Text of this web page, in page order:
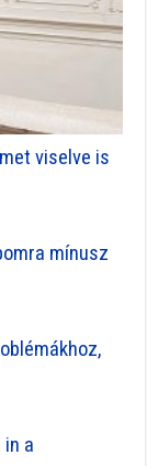
viselve is
mínusz
in a